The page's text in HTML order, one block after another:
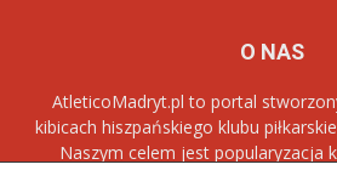
O NAS
AtleticoMadryt.pl to portal
kibicach hiszpańskiego klubu
Naszym celem jest popularyzacja